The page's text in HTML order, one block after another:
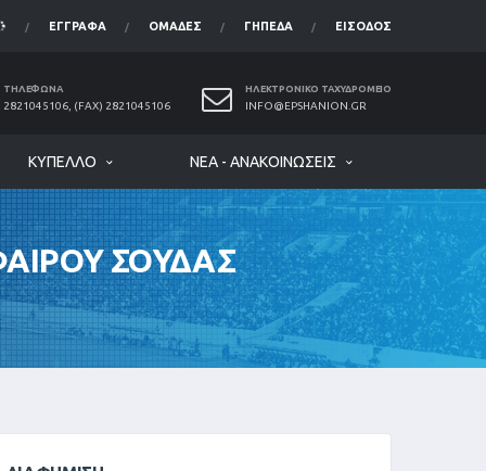
ΈΓΓΡΑΦΑ ΟΜΆΔΕΣ ΓΉΠΕΔΑ ΕΊΣΟΔΟΣ
ΤΗΛΈΦΩΝΑ
2821045106, (FAX) 2821045106
ΗΛΕΚΤΡΟΝΙΚΌ ΤΑΧΥΔΡΟΜΕΊΟ
INFO@EPSHANION.GR
ΚΎΠΕΛΛΟ ΝΈΑ - ΑΝΑΚΟΙΝΏΣΕΙΣ
ΣΟΥΔΑΣ